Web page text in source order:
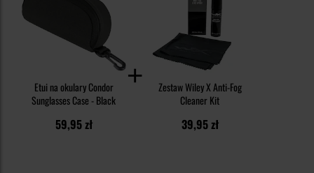
Etui na okulary Condor
Sunglasses Case - Black
59,95 zł
Zestaw Wiley X Anti-Fog
Cleaner Kit
39,95 zł